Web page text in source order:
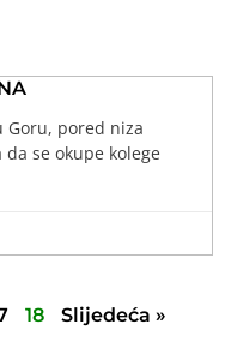
Goru, pored niza
se okupe kolege
18 Slijedeća »